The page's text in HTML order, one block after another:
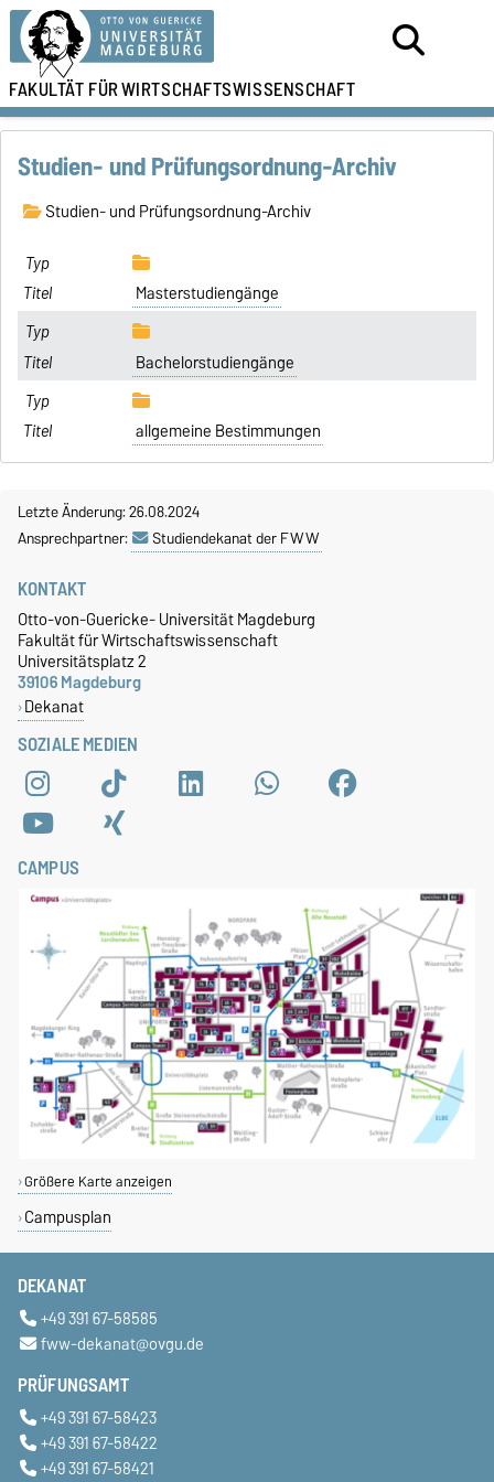
FAKULTÄT FÜRWIRTSCHAFTSWISSENSCHAFT
Studien- und Prüfungsordnung-Archiv
Studien- und Prüfungsordnung-Archiv
Masterstudiengänge
Bachelorstudiengänge
allgemeine Bestimmungen
Letzte Änderung: 26.08.2024
Ansprechpartner:
Studiendekanat der FWW
SOZIALE MEDIEN
KONTAKT
Otto-von-Guericke- Universität Magdeburg
Fakultät für Wirtschaftswissenschaft
Universitätsplatz 2
39106 Magdeburg
Dekanat
CAMPUS
Größere Karte anzeigen
Campusplan
DEKANAT
+49 391 67-58585
fww-dekanat@ovgu.de
PRÜFUNGSAMT
+49 391 67-58423
+49 391 67-58422
+49 391 67-58421